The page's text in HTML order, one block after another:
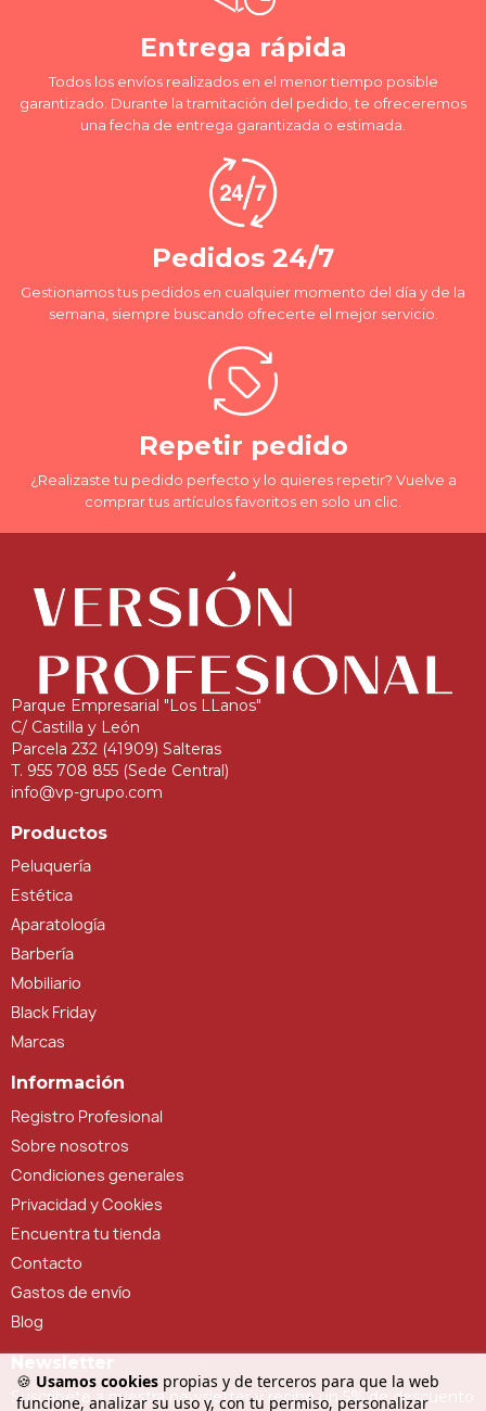
🍪 Usamos cookies propias y de terceros para que la web
funcione, analizar su uso y, con tu permiso, personalizar
Entrega rápida
Todos los envíos realizados en el menor tiempo posible
garantizado. Durante la tramitación del pedido, te ofreceremos
una fecha de entrega garantizada o estimada.
Pedidos 24/7
Gestionamos tus pedidos en cualquier momento del día y de la
semana, siempre buscando ofrecerte el mejor servicio.
Repetir pedido
¿Realizaste tu pedido perfecto y lo quieres repetir? Vuelve a
comprar tus artículos favoritos en solo un clic.
Parque Empresarial "Los LLanos"
C/ Castilla y León
Parcela 232 (41909) Salteras
T. 955 708 855 (Sede Central)
info@vp-grupo.com
Productos
Peluquería
Estética
Aparatología
Barbería
Mobiliario
Black Friday
Marcas
Información
Registro Profesional
Sobre nosotros
Condiciones generales
Privacidad y Cookies
Encuentra tu tienda
Contacto
Gastos de envío
Blog
Suscríbete a nuestra newsletter y recibe un 5% de descuento